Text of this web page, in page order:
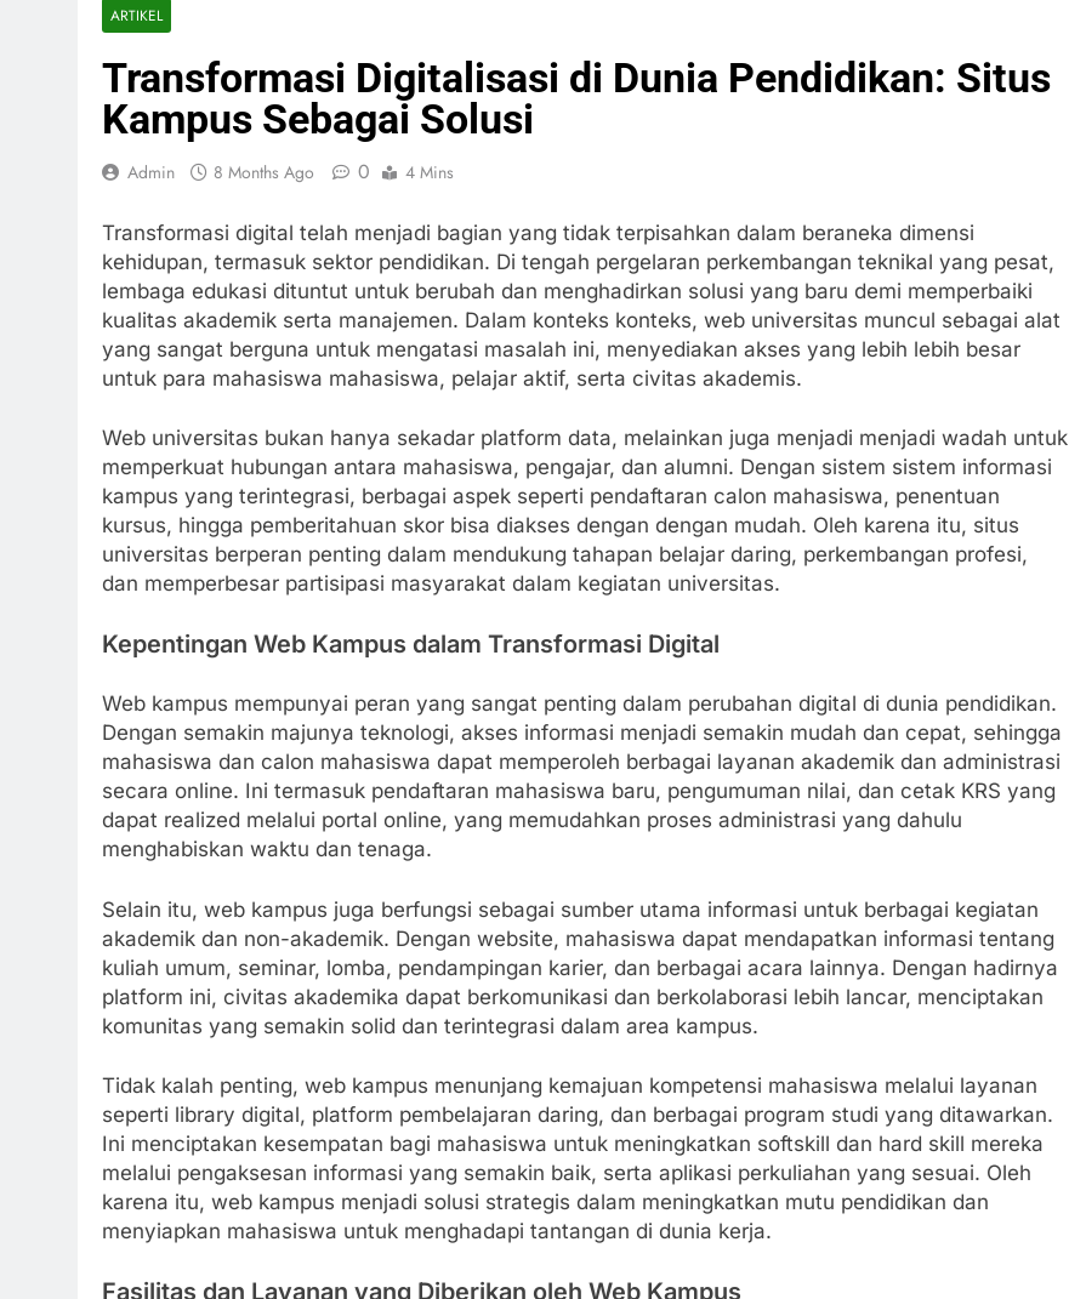
ARTIKEL
Transformasi Digitalisasi di Dunia Pendidikan: Situs
Kampus Sebagai Solusi
Admin 8 Months Ago 0 4 Mins
Transformasi digital telah menjadi bagian yang tidak terpisahkan dalam beraneka dimensi
kehidupan, termasuk sektor pendidikan. Di tengah pergelaran perkembangan teknikal yang pesat,
lembaga edukasi dituntut untuk berubah dan menghadirkan solusi yang baru demi memperbaiki
kualitas akademik serta manajemen. Dalam konteks konteks, web universitas muncul sebagai alat
yang sangat berguna untuk mengatasi masalah ini, menyediakan akses yang lebih lebih besar
untuk para mahasiswa mahasiswa, pelajar aktif, serta civitas akademis.
Web universitas bukan hanya sekadar platform data, melainkan juga menjadi menjadi wadah untuk
memperkuat hubungan antara mahasiswa, pengajar, dan alumni. Dengan sistem sistem informasi
kampus yang terintegrasi, berbagai aspek seperti pendaftaran calon mahasiswa, penentuan
kursus, hingga pemberitahuan skor bisa diakses dengan dengan mudah. Oleh karena itu, situs
universitas berperan penting dalam mendukung tahapan belajar daring, perkembangan profesi,
dan memperbesar partisipasi masyarakat dalam kegiatan universitas.
Kepentingan Web Kampus dalam Transformasi Digital
Web kampus mempunyai peran yang sangat penting dalam perubahan digital di dunia pendidikan.
Dengan semakin majunya teknologi, akses informasi menjadi semakin mudah dan cepat, sehingga
mahasiswa dan calon mahasiswa dapat memperoleh berbagai layanan akademik dan administrasi
secara online. Ini termasuk pendaftaran mahasiswa baru, pengumuman nilai, dan cetak KRS yang
dapat realized melalui portal online, yang memudahkan proses administrasi yang dahulu
menghabiskan waktu dan tenaga.
Selain itu, web kampus juga berfungsi sebagai sumber utama informasi untuk berbagai kegiatan
akademik dan non-akademik. Dengan website, mahasiswa dapat mendapatkan informasi tentang
kuliah umum, seminar, lomba, pendampingan karier, dan berbagai acara lainnya. Dengan hadirnya
platform ini, civitas akademika dapat berkomunikasi dan berkolaborasi lebih lancar, menciptakan
komunitas yang semakin solid dan terintegrasi dalam area kampus.
Tidak kalah penting, web kampus menunjang kemajuan kompetensi mahasiswa melalui layanan
seperti library digital, platform pembelajaran daring, dan berbagai program studi yang ditawarkan.
Ini menciptakan kesempatan bagi mahasiswa untuk meningkatkan softskill dan hard skill mereka
melalui pengaksesan informasi yang semakin baik, serta aplikasi perkuliahan yang sesuai. Oleh
karena itu, web kampus menjadi solusi strategis dalam meningkatkan mutu pendidikan dan
menyiapkan mahasiswa untuk menghadapi tantangan di dunia kerja.
Fasilitas dan Layanan yang Diberikan oleh Web Kampus